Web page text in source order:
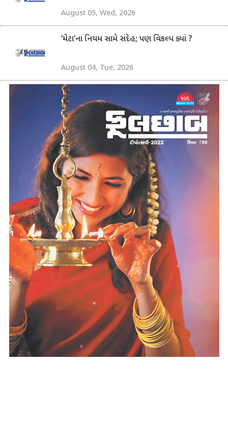
August 05, Wed, 2026
‘મેટા’ના નિયમ સામે સંદેહ; પણ વિકલ્પ ક્યાં ?
August 04, Tue, 2026